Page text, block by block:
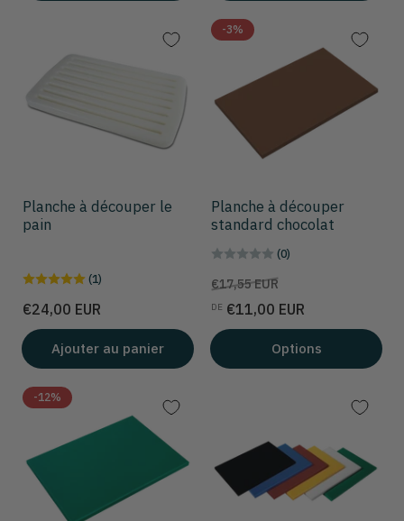
Planche à découper le
pain
(1)
Prix
€24,00 EUR
Ajouter au panier
-3%
Planche à découper
standard chocolat
(0)
Prix
€17,55 EUR
de
solde
DE €11,00 EUR
Options
-12%